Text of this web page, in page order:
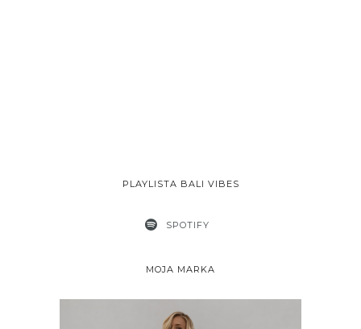
PLAYLISTA BALI VIBES
SPOTIFY
MOJA MARKA